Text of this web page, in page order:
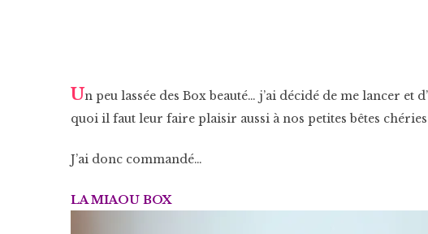
Un peu lassée des Box beauté… j’ai décidé de me lancer
quoi il faut leur faire plaisir aussi à nos petites bêtes chéries
J’ai donc commandé…
LA MIAOU BOX